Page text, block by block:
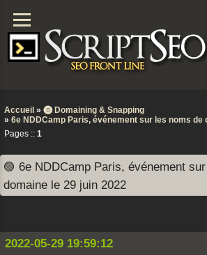
Accueil » ⓿ Domaining & Snapping
» 6e NDDCamp Paris, événement sur les noms de
Pages :: 1
🟣 6e NDDCamp Paris, événement
domaine le 29 juin 2022
2022-05-29 19:59:12